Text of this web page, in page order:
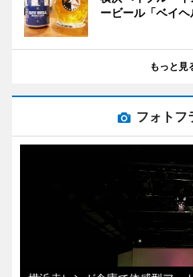
ービール「ベイヘ
もっと見
フォトフ